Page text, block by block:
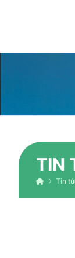
TIN
Tin